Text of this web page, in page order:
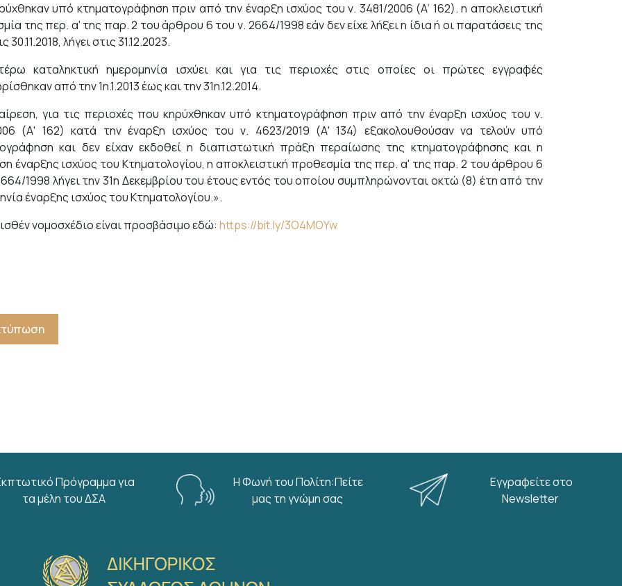
υπό κτηματογράφηση πριν από την έναρξη ισχύος του ν. 3481/2006 (Α’ 162). η αποκλειστική
της περ. α' της παρ. 2 του άρθρου 6 του ν. 2664/1998 εάν δεν είχε λήξει η ίδια ή οι παρατάσεις της
30.11.2018, λήγει στις 31.12.2023.
καταληκτική ημερομηνία ισχύει και για τις περιοχές στις οποίες οι πρώτες εγγραφές
από την 1η.1.2013 έως και την 31η.12.2014.
για τις περιοχές που κηρύχθηκαν υπό κτηματογράφηση πριν από την έναρξη ισχύος του ν.
(Α' 162) κατά την έναρξη ισχύος του ν. 4623/2019 (Α' 134) εξακολουθούσαν να τελούν υπό
και δεν είχαν εκδοθεί η διαπιστωτική πράξη περαίωσης της κτηματογράφησης και η
έναρξης ισχύος του Κτηματολογίου, η αποκλειστική προθεσμία της περ. α' της παρ. 2 του άρθρου 6
1998 λήγει την 31η Δεκεμβρίου του έτους εντός του οποίου συμπληρώνονται οκτώ (8) έτη από την
έναρξης ισχύος του Κτηματολογίου.».
νομοσχέδιο είναι προσβάσιμο εδώ: https://bit.ly/3O4MOYw
Πρόγραμμα για
τα μέλη του ΔΣΑ
Η Φωνή του Πολίτη:Πείτε
μας τη γνώμη σας
Εγγραφείτε στο
Newsletter